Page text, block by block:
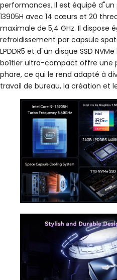
performances. Il est équipé
13905H avec 14 cœurs et 20
maximale de 5,4 GHz. Il dispose
refroidissement par capsule
LPDDR5 et d"un disque SSD
boîtier ultra-compact offre une
phare, ce qui le rend adapté à
travail de bureau, la création et